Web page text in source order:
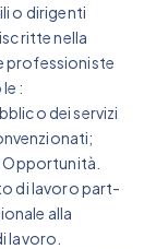
o dirigenti
nella
professioniste
:
dei servizi
Opportunità.
di lavoro part-
alla
lavoro.